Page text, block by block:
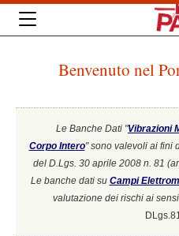
Benvenuto nel
Le Banche Dati "Vibrazioni
Corpo Intero"sono valevoli ai fini
del D.Lgs. 30 aprile 2008 n. 81
Le banche dati su Campi
valutazione dei rischi ai sensi